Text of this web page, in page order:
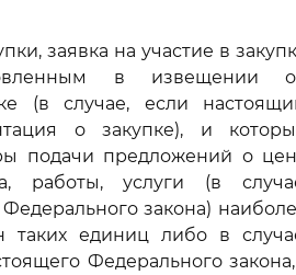
заявка на участие в
в извещении
(в случае, если
о закупке), и
подачи предложений о
работы, услуги (в
закона)
таких единиц либо в
Федерального